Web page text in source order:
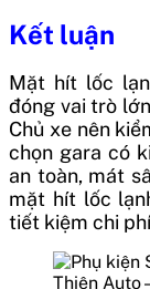
Kết luận
Mặt hít lốc
đóng vai trò
Chủ xe nên
chọn gara có
an toàn, mát
mặt hít lốc
tiết kiệm chi
Thiện Auto